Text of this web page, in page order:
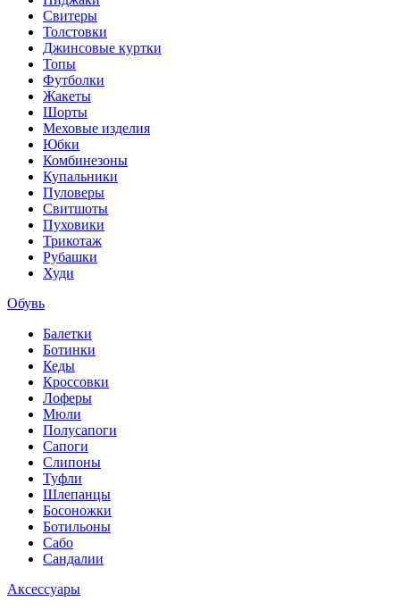
Свитеры
Толстовки
Джинсовые куртки
Топы
Футболки
Жакеты
Шорты
Меховые изделия
Юбки
Комбинезоны
Купальники
Пуловеры
Свитшоты
Пуховики
Трикотаж
Рубашки
Худи
Обувь
Балетки
Ботинки
Кеды
Кроссовки
Лоферы
Мюли
Полусапоги
Сапоги
Слипоны
Туфли
Шлепанцы
Босоножки
Ботильоны
Сабо
Сандалии
Аксессуары